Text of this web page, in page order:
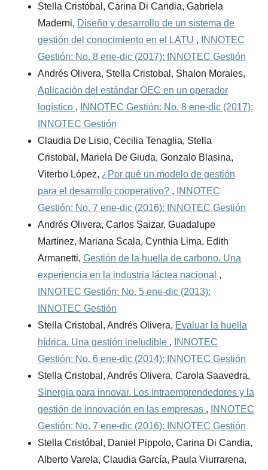
Stella Cristóbal, Carina Di Candia, Gabriela
Maderni, Diseño y desarrollo de un sistema de
gestión del conocimiento en el LATU ,
INNOTEC
Gestión: No. 8 ene-dic (2017): INNOTEC Gestión
Andrés Olivera, Stella Cristobal, Shalon Morales,
Aplicación del estándar OEC en un operador
logístico ,
INNOTEC Gestión: No. 8 ene-dic (2017):
INNOTEC Gestión
Claudia De Lisio, Cecilia Tenaglia, Stella
Cristobal, Mariela De Giuda, Gonzalo Blasina,
Viterbo López, ¿Por qué un modelo de gestión
para el desarrollo cooperativo? ,
INNOTEC
Gestión: No. 7 ene-dic (2016): INNOTEC Gestión
Andrés Olivera, Carlos Saizar, Guadalupe
Martínez, Mariana Scala, Cynthia Lima, Edith
Armanetti, Gestión de la huella de carbono. Una
experiencia en la industria láctea nacional ,
INNOTEC Gestión: No. 5 ene-dic (2013):
INNOTEC Gestión
Stella Cristobal, Andrés Olivera, Evaluar la huella
hídrica. Una gestión ineludible ,
INNOTEC
Gestión: No. 6 ene-dic (2014): INNOTEC Gestión
Stella Cristobal, Andrés Olivera, Carola Saavedra,
Sinergia para innovar. Los intraemprendedores y la
gestión de innovación en las empresas ,
INNOTEC
Gestión: No. 7 ene-dic (2016): INNOTEC Gestión
Stella Cristóbal, Daniel Pippolo, Carina Di Candia,
Alberto Varela, Claudia García, Paula Viurrarena,